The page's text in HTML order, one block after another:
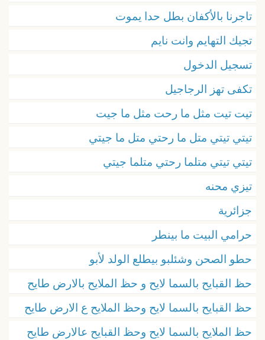
تاجرنا بالأكفان بطل حدا يموت
تجيك التهايم وانت نايم
تسجيل الدخول
تكفى تهز الرجاجيل
تيت تيت مثل ما رحت مثل ما جيت
تيتي تيتي متل ما رحتي متل ما جيتي
تيتي تيتي متلما رحتي متلما جيتي
تيزي محنه
جزائرية
حرامي البيت ما بينطر
حطو الصحن وشئلبو بيطلع الولد لأبو
حظ القبايح بالسما لايح و حظ الملايح بالارض طايح
حظ القبايح بالسما لايح وحظ الملايح ع الارض طايح
حظ الملايح بالسما لايح وحظ القبايح عالارض طايح